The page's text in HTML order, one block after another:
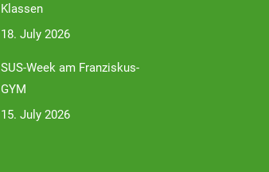
Klassen
18. July 2026
SUS-Week am Franziskus-
GYM
15. July 2026